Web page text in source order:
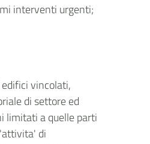
interventi urgenti;
vincolati,
di settore ed
limitati a quelle parti
di